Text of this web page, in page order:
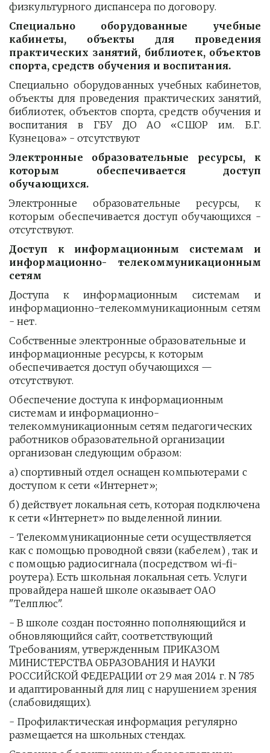
физкультурного диспансера по договору.
Специально оборудованные учебные
кабинеты, объекты для проведения
практических занятий, библиотек, объектов
спорта, средств обучения и воспитания.
Специально оборудованных учебных кабинетов,
объекты для проведения практических занятий,
библиотек, объектов спорта, средств обучения и
воспитания в ГБУ ДО АО «СШОР им. Б.Г.
Кузнецова» - отсутствуют
Электронные образовательные ресурсы, к
которым обеспечивается доступ
обучающихся.
Электронные образовательные ресурсы, к
которым обеспечивается доступ обучающихся -
отсутствуют.
Доступ к информационным системам и
информационно- телекоммуникационным
сетям
Доступа к информационным системам и
информационно-телекоммуникационным сетям
- нет.
Собственные электронные образовательные и
информационные ресурсы, к которым
обеспечивается доступ обучающихся —
отсутствуют.
Обеспечение доступа к информационным
системам и информационно-
телекоммуникационным сетям педагогических
работников образовательной организации
организован следующим образом:
а) спортивный отдел оснащен компьютерами с
доступом к сети «Интернет»;
б) действует локальная сеть, которая подключена
к сети «Интернет» по выделенной линии.
- Телекоммуникационные сети осуществляется
как с помощью проводной связи (кабелем) , так и
с помощью радиосигнала (посредством wi-fi-
роутера). Есть школьная локальная сеть. Услуги
провайдера нашей школе оказывает ОАО
"Телплюс".
- В школе создан постоянно пополняющийся и
обновляющийся сайт, соответствующий
Требованиям, утвержденным ПРИКАЗОМ
МИНИСТЕРСТВА ОБРАЗОВАНИЯ И НАУКИ
РОССИЙСКОЙ ФЕДЕРАЦИИ от 29 мая 2014 г. N 785
и адаптированный для лиц с нарушением зрения
(слабовидящих).
- Профилактическая информация регулярно
размещается на школьных стендах.